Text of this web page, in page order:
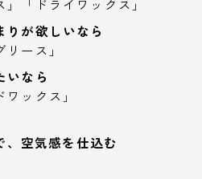
」「ドライワックス」
りが欲しいなら
ース」
いなら
ワックス」
、空気感を仕込む